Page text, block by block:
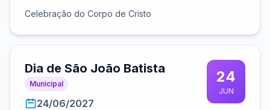
Celebração do Corpo de Cristo
Dia de São João Batista
Municipal
24/06/2027
24
JUN